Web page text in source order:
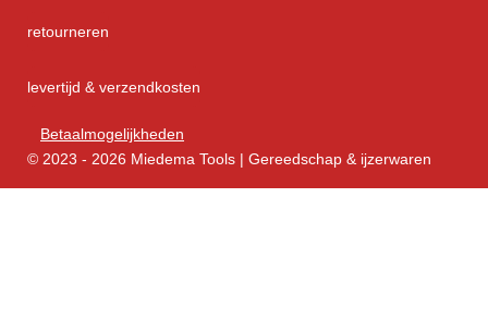
retourneren
levertijd & verzendkosten
Betaalmogelijkheden
© 2023 - 2026 Miedema Tools | Gereedschap & ijzerwaren